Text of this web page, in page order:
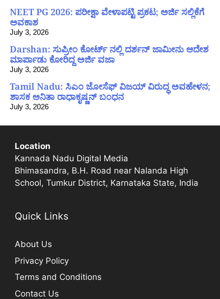
NEET PG 2026: ಪರೀಕ್ಷಾ ವೇಳಾಪಟ್ಟಿ ಪ್ರಕಟ; ಅರ್ಜಿ ಸಲ್ಲಿಕೆಗೆ
ಅವಕಾಶ
July 3, 2026
Darshan: ಸುಪ್ರೀಂ ಕೋರ್ಟ್ ನಲ್ಲಿ ದರ್ಶನ್ ಜಾಮೀನು ಆದೇಶ
ಮಾರ್ಪಾಡು ಕೋರಿದ್ದ ಅರ್ಜಿ ವಜಾ
July 3, 2026
Tamil Nadu: ಸಿಎಂ ಜೋಸೆಫ್ ವಿಜಯ್ ವಿರುದ್ಧ ಅವಹೇಳನ;
ಶಾಸಕ ಅನಿತಾ ರಾಧಾಕೃಷ್ಣನ್ ಬಂಧನ
July 3, 2026
Location
Kannada Nadu Digital Media
Bhimasandra, B.H. Road near Nalanda High
School, Tumkur District, Karnataka State, India
Quick Links
About Us
Privacy Policy
Terms and Conditions
Contact Us